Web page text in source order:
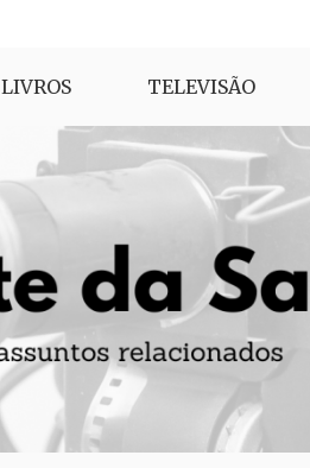
LIVROS TELEVISÃO